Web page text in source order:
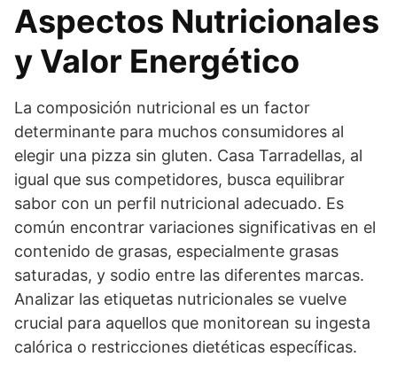
Aspectos Nutricionales
y Valor Energético
La composición nutricional es un factor
determinante para muchos consumidores al
elegir una pizza sin gluten. Casa Tarradellas, al
igual que sus competidores, busca equilibrar
sabor con un perfil nutricional adecuado. Es
común encontrar variaciones significativas en el
contenido de grasas, especialmente grasas
saturadas, y sodio entre las diferentes marcas.
Analizar las etiquetas nutricionales se vuelve
crucial para aquellos que monitorean su ingesta
calórica o restricciones dietéticas específicas.